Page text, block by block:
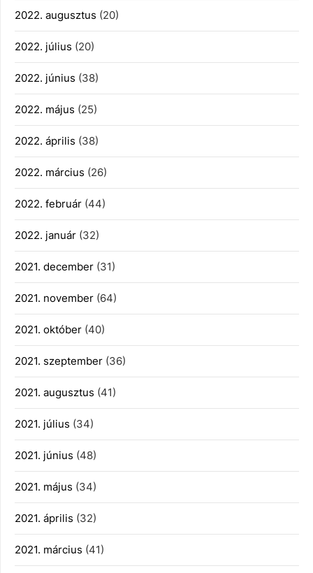
2022. augusztus (20)
2022. július (20)
2022. június (38)
2022. május (25)
2022. április (38)
2022. március (26)
2022. február (44)
2022. január (32)
2021. december (31)
2021. november (64)
2021. október (40)
2021. szeptember (36)
2021. augusztus (41)
2021. július (34)
2021. június (48)
2021. május (34)
2021. április (32)
2021. március (41)